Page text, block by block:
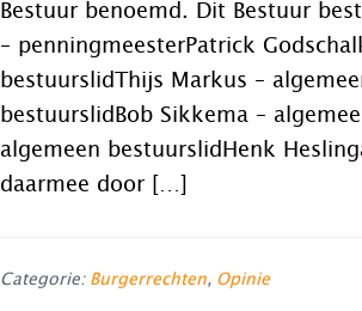
Bestuur benoemd. Dit Bestuur
– penningmeesterPatrick
bestuurslidThijs Markus –
bestuurslidBob Sikkema –
algemeen bestuurslidHenk
daarmee door […]
Categorie: Burgerrechten, Opinie